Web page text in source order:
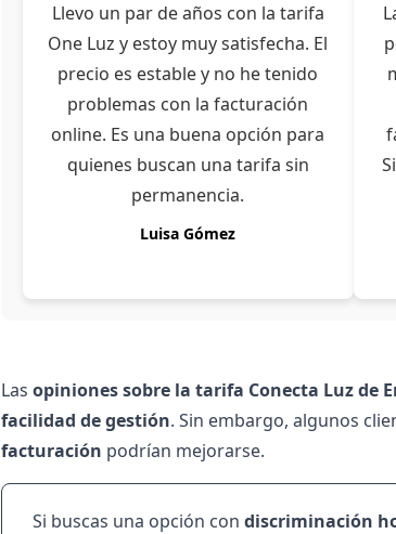
Llevo un par de años con la tarifa
One Luz y estoy muy satisfecha. El
precio es estable y no he tenido
problemas con la facturación
online. Es una buena opción para
quienes buscan una tarifa sin
permanencia.
Luisa Gómez
Las opiniones sobre la tarifa Conecta Luz de
facilidad de gestión. Sin embargo, algunos
facturación podrían mejorarse.
Si buscas una opción con discriminación